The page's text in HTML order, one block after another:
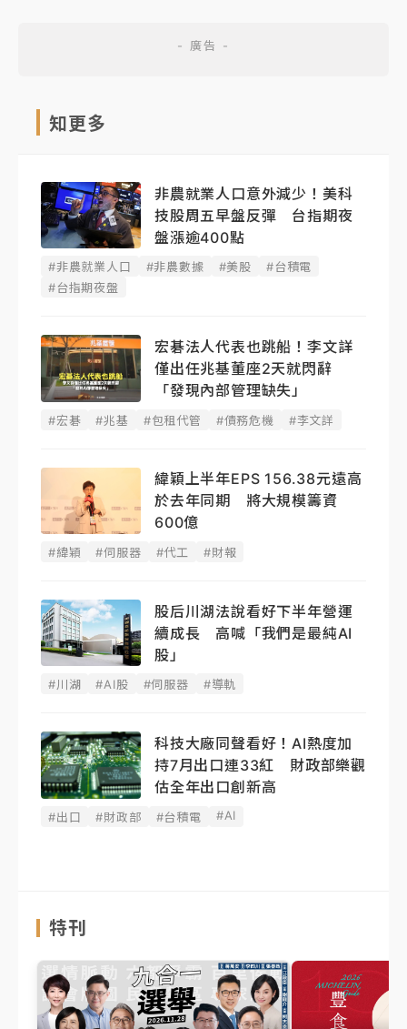
知更多
非農就業人口意外減少！美科
技股周五早盤反彈 台指期夜
盤漲逾400點
#非農就業人口 #非農數據 #美股
#台積電
#台指期夜盤
宏碁法人代表也跳船！李文詳
僅出任兆基董座2天就閃辭
「發現內部管理缺失」
#宏碁 #兆基 #包租代管 #債務危機 #李文詳
緯穎上半年EPS 156.38元遠高
於去年同期 將大規模籌資
600億
#緯穎 #伺服器 #代工 #財報
股后川湖法說看好下半年營運
續成長 高喊「我們是最純AI
股」
#川湖 #AI股 #伺服器 #導軌
科技大廠同聲看好！AI熱度加
持7月出口連33紅 財政部樂觀
估全年出口創新高
#出口 #財政部 #台積電 #AI
特刊